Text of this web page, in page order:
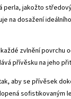
jakožto
na dosažení
zvlnění povrchu
přívěsku na jeho
aby se přívěsek
sofistikovaným